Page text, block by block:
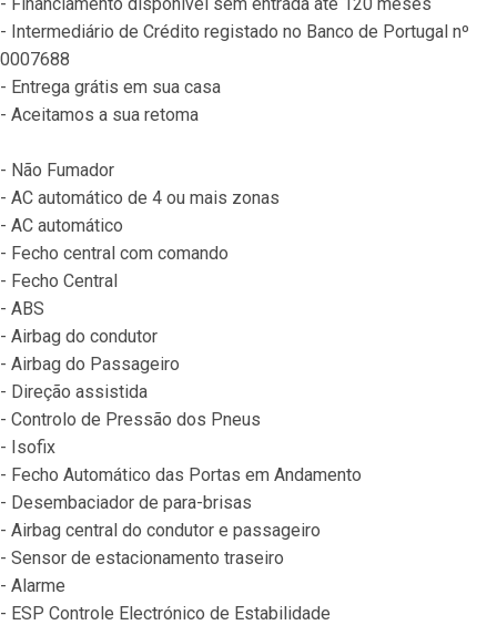
- Intermediário de Crédito registado no Banco de Portugal nº
0007688
- Entrega grátis em sua casa
- Aceitamos a sua retoma
- Não Fumador
- AC automático de 4 ou mais zonas
- AC automático
- Fecho central com comando
- Fecho Central
- ABS
- Airbag do condutor
- Airbag do Passageiro
- Direção assistida
- Controlo de Pressão dos Pneus
- Isofix
- Fecho Automático das Portas em Andamento
- Desembaciador de para-brisas
- Airbag central do condutor e passageiro
- Sensor de estacionamento traseiro
- Alarme
- ESP Controle Electrónico de Estabilidade